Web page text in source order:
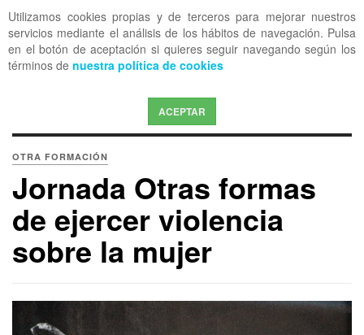
Utilizamos cookies propias y de terceros para mejorar nuestros
servicios mediante el análisis de los hábitos de navegación. Pulsa
en el botón de aceptación si quieres seguir navegando según los
términos de nuestra política de cookies
ACEPTAR
OFF CANVAS
OTRA FORMACIÓN
Jornada Otras formas
de ejercer violencia
sobre la mujer